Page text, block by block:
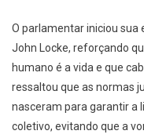
O parlamentar iniciou sua
John Locke, reforçando
humano é a vida e que
ressaltou que as normas
nasceram para garantir a
coletivo, evitando que a